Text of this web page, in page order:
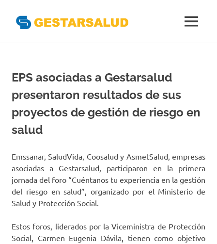
del
Aseguramiento
de
la
Salud
MENÚ
EPS asociadas a Gestarsalud
presentaron resultados de sus
proyectos de gestión de riesgo en
salud
Emssanar, SaludVida, Coosalud y AsmetSalud, empresas
asociadas a Gestarsalud, participaron en la primera
jornada del foro “Cuéntanos tu experiencia en la gestión
del riesgo en salud”, organizado por el Ministerio de
Salud y Protección Social.
Estos foros, liderados por la Viceministra de Protección
Social, Carmen Eugenia Dávila, tienen como objetivo